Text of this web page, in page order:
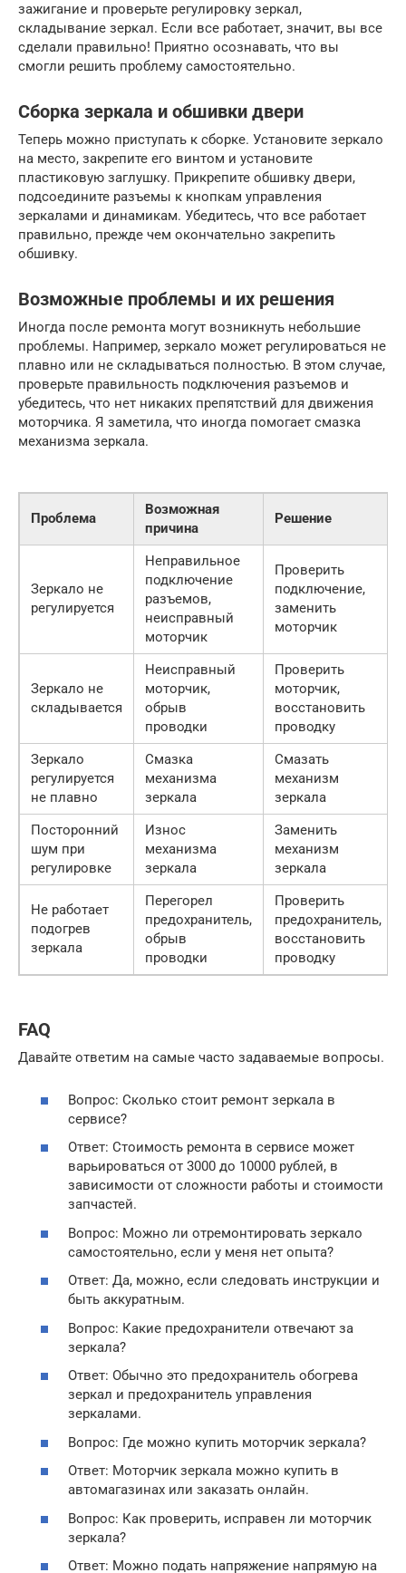
зажигание и проверьте регулировку зеркал,
складывание зеркал. Если все работает, значит, вы все
сделали правильно! Приятно осознавать, что вы
смогли решить проблему самостоятельно.
Сборка зеркала и обшивки двери
Теперь можно приступать к сборке. Установите зеркало
на место, закрепите его винтом и установите
пластиковую заглушку. Прикрепите обшивку двери,
подсоедините разъемы к кнопкам управления
зеркалами и динамикам. Убедитесь, что все работает
правильно, прежде чем окончательно закрепить
обшивку.
Возможные проблемы и их решения
Иногда после ремонта могут возникнуть небольшие
проблемы. Например, зеркало может регулироваться не
плавно или не складываться полностью. В этом случае,
проверьте правильность подключения разъемов и
убедитесь, что нет никаких препятствий для движения
моторчика. Я заметила, что иногда помогает смазка
механизма зеркала.
Проблема
Возможная
причина
Решение
Зеркало не
регулируется
Неправильное
подключение
разъемов,
неисправный
моторчик
Проверить
подключение,
заменить
моторчик
Зеркало не
складывается
Неисправный
моторчик,
обрыв
проводки
Проверить
моторчик,
восстановить
проводку
Зеркало
регулируется
не плавно
Смазка
механизма
зеркала
Смазать
механизм
зеркала
Посторонний
шум при
регулировке
Износ
механизма
зеркала
Заменить
механизм
зеркала
Не работает
подогрев
зеркала
Перегорел
предохранитель,
обрыв
проводки
Проверить
предохранитель,
восстановить
проводку
FAQ
Давайте ответим на самые часто задаваемые вопросы.
Вопрос: Сколько стоит ремонт зеркала в
сервисе?
Ответ: Стоимость ремонта в сервисе может
варьироваться от 3000 до 10000 рублей, в
зависимости от сложности работы и стоимости
запчастей.
Вопрос: Можно ли отремонтировать зеркало
самостоятельно, если у меня нет опыта?
Ответ: Да, можно, если следовать инструкции и
быть аккуратным.
Вопрос: Какие предохранители отвечают за
зеркала?
Ответ: Обычно это предохранитель обогрева
зеркал и предохранитель управления
зеркалами.
Вопрос: Где можно купить моторчик зеркала?
Ответ: Моторчик зеркала можно купить в
автомагазинах или заказать онлайн.
Вопрос: Как проверить, исправен ли моторчик
зеркала?
Ответ: Можно подать напряжение напрямую на